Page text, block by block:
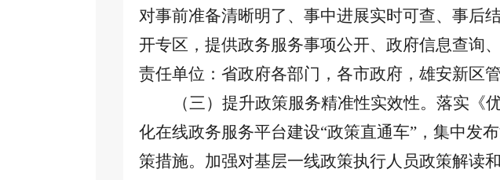
对事前准备清晰明了、事中进展实时可查、事后
开专区，提供政务服务事项公开、政府信息查询
责任单位：省政府各部门，各市政府，雄安新区管
（三）提升政策服务精准性实效性。落实《
化在线政务服务平台建设“政策直通车”，集中发
策措施。加强对基层一线政策执行人员政策解读